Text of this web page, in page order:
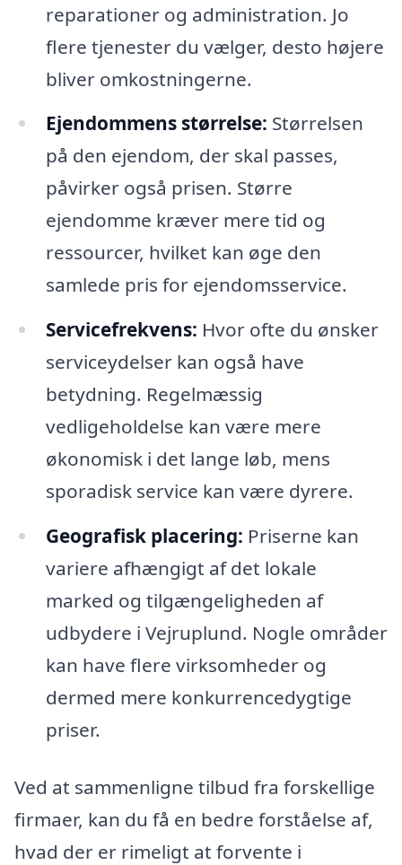
reparationer og administration. Jo
flere tjenester du vælger, desto højere
bliver omkostningerne.
Ejendommens størrelse: Størrelsen
på den ejendom, der skal passes,
påvirker også prisen. Større
ejendomme kræver mere tid og
ressourcer, hvilket kan øge den
samlede pris for ejendomsservice.
Servicefrekvens: Hvor ofte du ønsker
serviceydelser kan også have
betydning. Regelmæssig
vedligeholdelse kan være mere
økonomisk i det lange løb, mens
sporadisk service kan være dyrere.
Geografisk placering: Priserne kan
variere afhængigt af det lokale
marked og tilgængeligheden af
udbydere i Vejruplund. Nogle områder
kan have flere virksomheder og
dermed mere konkurrencedygtige
priser.
Ved at sammenligne tilbud fra forskellige
firmaer, kan du få en bedre forståelse af,
hvad der er rimeligt at forvente i